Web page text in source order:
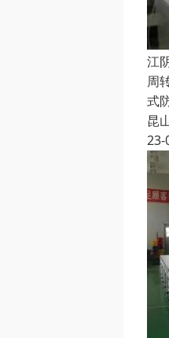
江
周
式
昆
23-